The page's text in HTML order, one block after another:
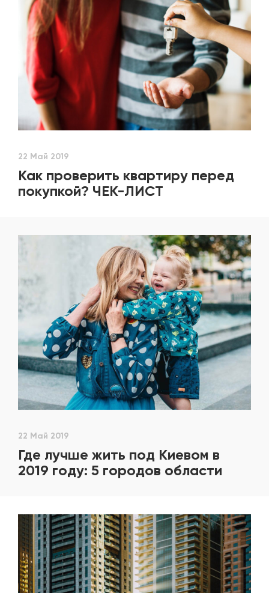
22 Май 2019
Как проверить квартиру перед
покупкой? ЧЕК-ЛИСТ
22 Май 2019
Где лучше жить под Киевом в
2019 году: 5 городов области